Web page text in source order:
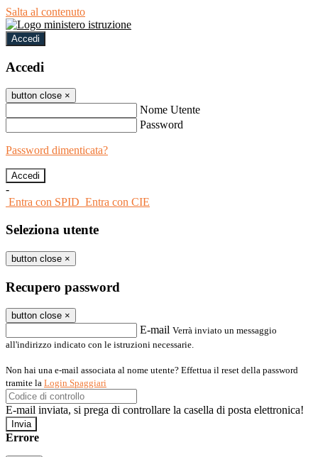
Salta al contenuto
Accedi
Accedi
button close ×
Nome Utente
Password
Password dimenticata?
-
Entra con SPID Entra con CIE
Seleziona utente
button close ×
Recupero password
button close ×
E-mail Verrà inviato un messaggio
all'indirizzo indicato con le istruzioni necessarie.
Non hai una e-mail associata al nome utente? Effettua il reset della password
tramite la Login Spaggiari
E-mail inviata, si prega di controllare la casella di posta elettronica!
Errore